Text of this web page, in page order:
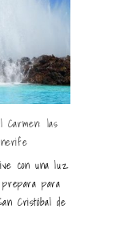
Carmen: las
con una luz
para
Cristóbal de